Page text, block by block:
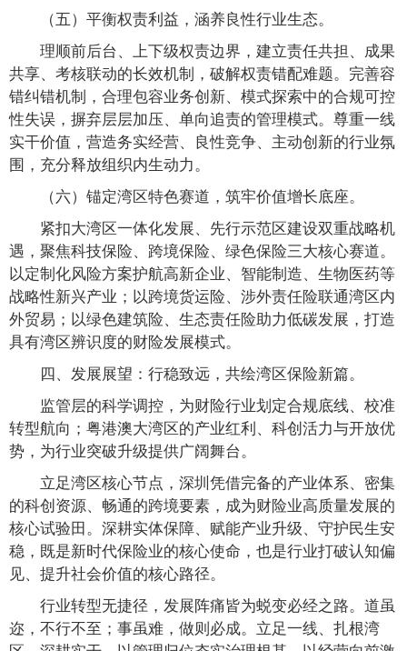
（五）平衡权责利益，涵养良性行业生态。
理顺前后台、上下级权责边界，建立责任共担、成果
共享、考核联动的长效机制，破解权责错配难题。完善容
错纠错机制，合理包容业务创新、模式探索中的合规可控
性失误，摒弃层层加压、单向追责的管理模式。尊重一线
实干价值，营造务实经营、良性竞争、主动创新的行业氛
围，充分释放组织内生动力。
（六）锚定湾区特色赛道，筑牢价值增长底座。
紧扣大湾区一体化发展、先行示范区建设双重战略机
遇，聚焦科技保险、跨境保险、绿色保险三大核心赛道。
以定制化风险方案护航高新企业、智能制造、生物医药等
战略性新兴产业；以跨境货运险、涉外责任险联通湾区内
外贸易；以绿色建筑险、生态责任险助力低碳发展，打造
具有湾区辨识度的财险发展模式。
四、发展展望：行稳致远，共绘湾区保险新篇。
监管层的科学调控，为财险行业划定合规底线、校准
转型航向；粤港澳大湾区的产业红利、科创活力与开放优
势，为行业突破升级提供广阔舞台。
立足湾区核心节点，深圳凭借完备的产业体系、密集
的科创资源、畅通的跨境要素，成为财险业高质量发展的
核心试验田。深耕实体保障、赋能产业升级、守护民生安
稳，既是新时代保险业的核心使命，也是行业打破认知偏
见、提升社会价值的核心路径。
行业转型无捷径，发展阵痛皆为蜕变必经之路。道虽
迩，不行不至；事虽难，做则必成。立足一线、扎根湾